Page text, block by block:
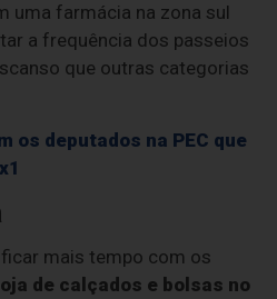
uma farmácia na zona sul
a frequência dos passeios
que outras categorias
os deputados na PEC que
mais tempo com os
de calçados e bolsas no